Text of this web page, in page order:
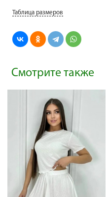
Таблица размеров
Смотрите также